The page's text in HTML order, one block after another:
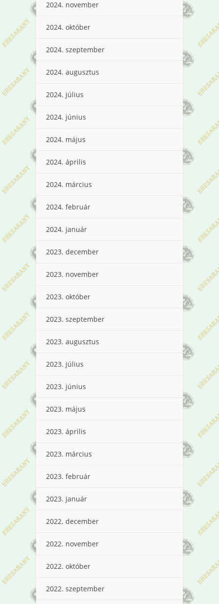
2024. november
2024. október
2024. szeptember
2024. augusztus
2024. július
2024. június
2024. május
2024. április
2024. március
2024. február
2024. január
2023. december
2023. november
2023. október
2023. szeptember
2023. augusztus
2023. július
2023. június
2023. május
2023. április
2023. március
2023. február
2023. január
2022. december
2022. november
2022. október
2022. szeptember